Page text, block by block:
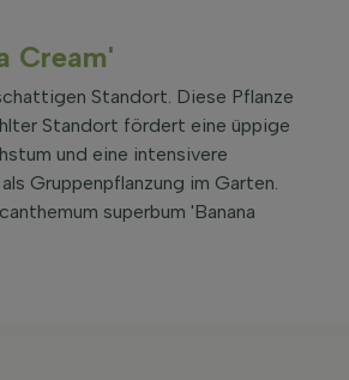
Cream'
Standort. Diese Pflanze
Standort fördert eine üppige
und eine intensivere
Gruppenpflanzung im Garten.
superbum 'Banana